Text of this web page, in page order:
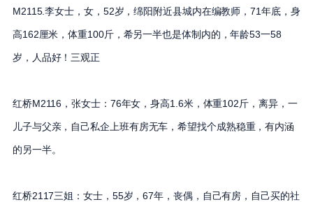
M2115.李女士，女，52岁，绵阳附近县城内在编教师，71年底，身
高162厘米，体重100斤，希另一半也是体制内的，年龄53一58
岁，人品好！三观正
红桥M2116，张女士：76年女，身高1.6米，体重102斤，离异，一
儿子与父亲，自己私企上班有房无车，希望找个成熟稳重，有内涵
的另一半。
红桥2117三姐：女士，55岁，67年，丧偶，自己有房，自己买的社